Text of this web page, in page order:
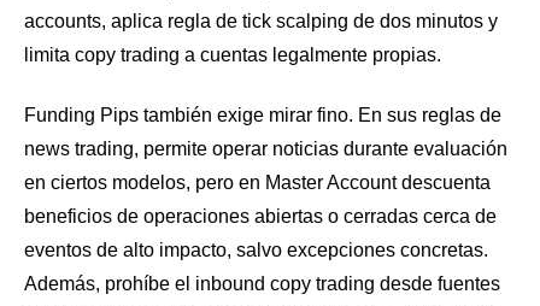
accounts, aplica regla de tick scalping de dos minutos y
limita copy trading a cuentas legalmente propias.
Funding Pips también exige mirar fino. En sus reglas de
news trading, permite operar noticias durante evaluación
en ciertos modelos, pero en Master Account descuenta
beneficios de operaciones abiertas o cerradas cerca de
eventos de alto impacto, salvo excepciones concretas.
Además, prohíbe el inbound copy trading desde fuentes